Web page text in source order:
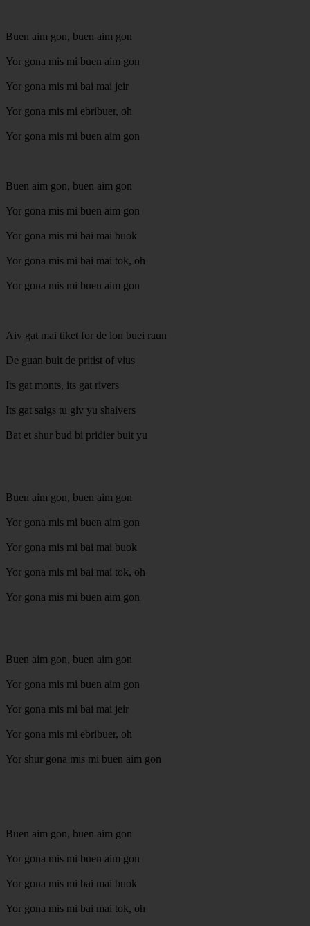
Buen aim gon, buen aim gon
Yor gona mis mi buen aim gon
Yor gona mis mi bai mai jeir
Yor gona mis mi ebribuer, oh
Yor gona mis mi buen aim gon
Buen aim gon, buen aim gon
Yor gona mis mi buen aim gon
Yor gona mis mi bai mai buok
Yor gona mis mi bai mai tok, oh
Yor gona mis mi buen aim gon
Aiv gat mai tiket for de lon buei raun
De guan buit de pritist of vius
Its gat monts, its gat rivers
Its gat saigs tu giv yu shaivers
Bat et shur bud bi pridier buit yu
Buen aim gon, buen aim gon
Yor gona mis mi buen aim gon
Yor gona mis mi bai mai buok
Yor gona mis mi bai mai tok, oh
Yor gona mis mi buen aim gon
Buen aim gon, buen aim gon
Yor gona mis mi buen aim gon
Yor gona mis mi bai mai jeir
Yor gona mis mi ebribuer, oh
Yor shur gona mis mi buen aim gon
Buen aim gon, buen aim gon
Yor gona mis mi buen aim gon
Yor gona mis mi bai mai buok
Yor gona mis mi bai mai tok, oh